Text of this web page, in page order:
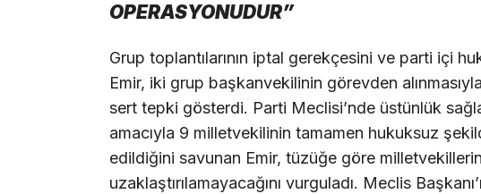
OPERASYONUDUR”
Grup toplantılarının iptal gerekçesini ve parti içi
Emir, iki grup başkanvekilinin görevden
sert tepki gösterdi. Parti Meclisi’nde üstünlük
amacıyla 9 milletvekilinin tamamen hukuksuz
edildiğini savunan Emir, tüzüğe göre
uzaklaştırılamayacağını vurguladı. Meclis